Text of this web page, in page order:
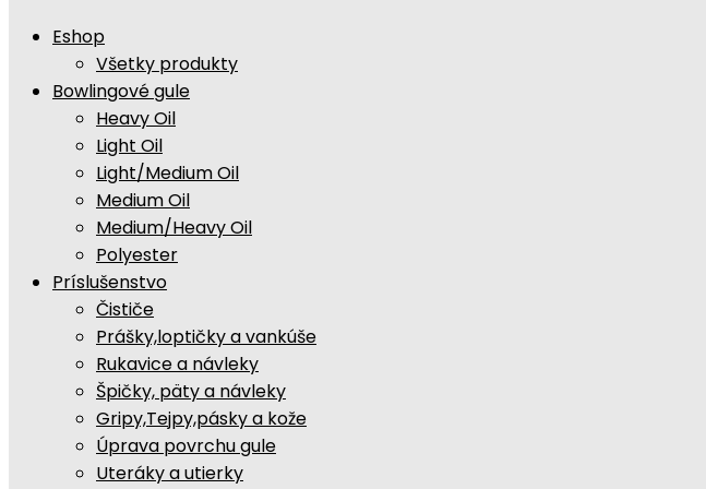
Eshop
Všetky produkty
Bowlingové gule
Heavy Oil
Light Oil
Light/Medium Oil
Medium Oil
Medium/Heavy Oil
Polyester
Príslušenstvo
Čističe
Prášky,loptičky a vankúše
Rukavice a návleky
Špičky, päty a návleky
Gripy,Tejpy,pásky a kože
Úprava povrchu gule
Uteráky a utierky